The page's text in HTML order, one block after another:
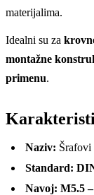
materijalima.
Idealni su za
montažne
primenu.
Naziv: Šrafovi
Standard:
Navoj: M5.5